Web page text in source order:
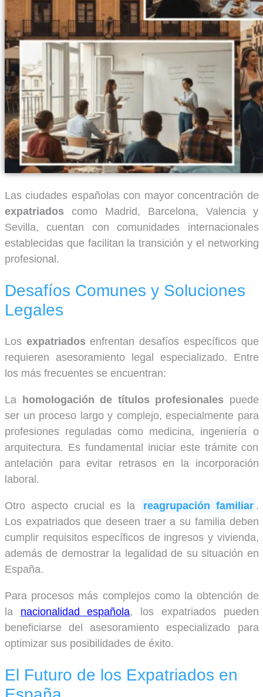
Las ciudades españolas con mayor concentración de
expatriados como Madrid, Barcelona, Valencia y
Sevilla, cuentan con comunidades internacionales
establecidas que facilitan la transición y el networking
profesional.
Desafíos Comunes y Soluciones
Legales
Los expatriados enfrentan desafíos específicos que
requieren asesoramiento legal especializado. Entre
los más frecuentes se encuentran:
La homologación de títulos profesionales puede
ser un proceso largo y complejo, especialmente para
profesiones reguladas como medicina, ingeniería o
arquitectura. Es fundamental iniciar este trámite con
antelación para evitar retrasos en la incorporación
laboral.
Otro aspecto crucial es la reagrupación familiar .
Los expatriados que deseen traer a su familia deben
cumplir requisitos específicos de ingresos y vivienda,
además de demostrar la legalidad de su situación en
España.
Para procesos más complejos como la obtención de
la nacionalidad española, los expatriados pueden
beneficiarse del asesoramiento especializado para
optimizar sus posibilidades de éxito.
El Futuro de los Expatriados en